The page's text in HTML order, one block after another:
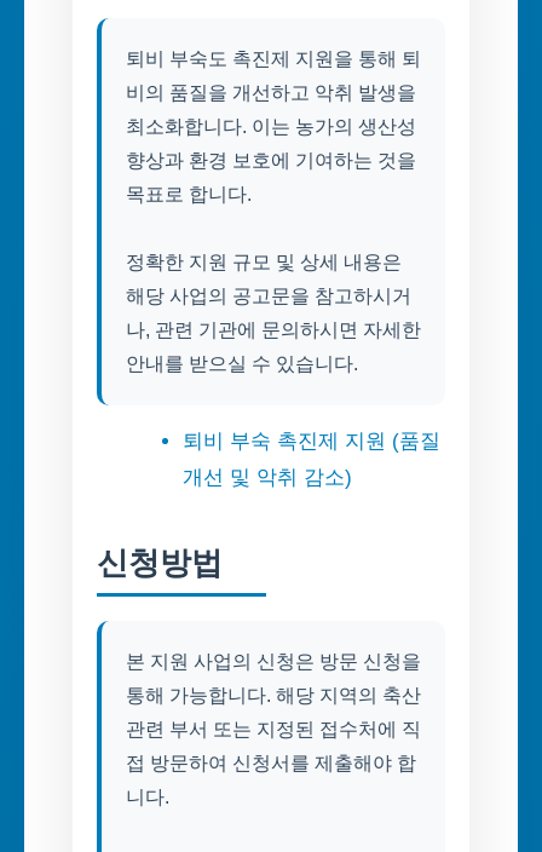
퇴비 부숙도 촉진제 지원을 통해 퇴
비의 품질을 개선하고 악취 발생을
최소화합니다. 이는 농가의 생산성
향상과 환경 보호에 기여하는 것을
목표로 합니다.
정확한 지원 규모 및 상세 내용은
해당 사업의 공고문을 참고하시거
나, 관련 기관에 문의하시면 자세한
안내를 받으실 수 있습니다.
퇴비 부숙 촉진제 지원 (품질
개선 및 악취 감소)
신청방법
본 지원 사업의 신청은 방문 신청을
통해 가능합니다. 해당 지역의 축산
관련 부서 또는 지정된 접수처에 직
접 방문하여 신청서를 제출해야 합
니다.